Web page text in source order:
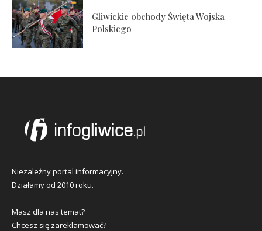
Gliwickie obchody Święta Wojska
Polskiego
Niezależny portal informacyjny.
Działamy od 2010 roku.
Masz dla nas temat?
Chcesz się zareklamować?